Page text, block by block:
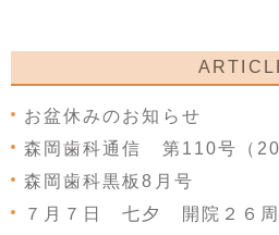
お盆休みのお知らせ
森岡歯科通信 第110号（
森岡歯科黒板8月号
７月７日 七夕 開院２６